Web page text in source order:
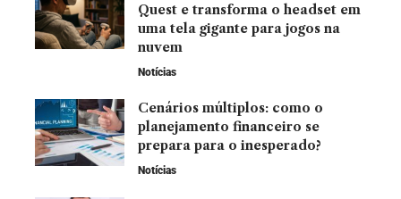
Quest e transforma o headset em
uma tela gigante para jogos na
nuvem
Notícias
Cenários múltiplos: como o
planejamento financeiro se
prepara para o inesperado?
Notícias